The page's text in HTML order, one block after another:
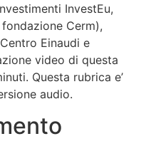
InvestEu,
Cerm),
Einaudi e
video di questa
Questa rubrica e’
audio.